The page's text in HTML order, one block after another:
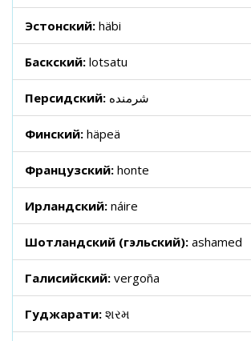
Эстонский: häbi
Баскский: lotsatu
Персидский: شرمنده
Финский: häpeä
Французский: honte
Ирландский: náire
Шотландский (гэльский): ashamed
Галисийский: vergoña
Гуджарати: શરમ